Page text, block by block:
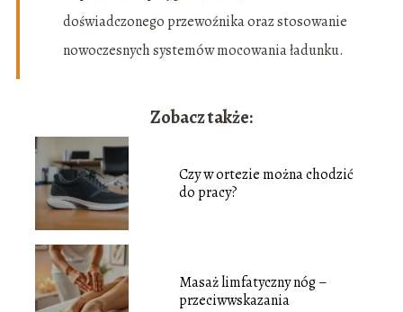
doświadczonego przewoźnika oraz stosowanie
nowoczesnych systemów mocowania ładunku.
Zobacz także:
Czy w ortezie można chodzić
do pracy?
Masaż limfatyczny nóg –
przeciwwskazania